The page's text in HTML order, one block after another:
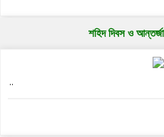
শহিদ দিবস ও
..